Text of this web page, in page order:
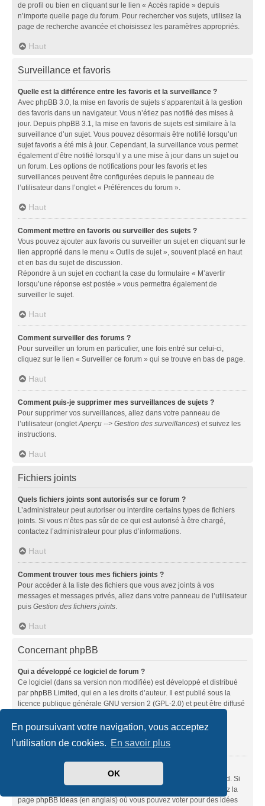
En poursuivant votre navigation, vous acceptez
l’utilisation de cookies. En savoir plus
OK
de profil ou bien en cliquant sur le lien « Accès rapide » depuis
n’importe quelle page du forum. Pour rechercher vos sujets, utilisez la
page de recherche avancée et choisissez les paramètres appropriés.
Haut
Surveillance et favoris
Quelle est la différence entre les favoris et la surveillance ?
Avec phpBB 3.0, la mise en favoris de sujets s’apparentait à la gestion
des favoris dans un navigateur. Vous n’étiez pas notifié des mises à
jour. Depuis phpBB 3.1, la mise en favoris de sujets est similaire à la
surveillance d’un sujet. Vous pouvez désormais être notifié lorsqu’un
sujet favoris a été mis à jour. Cependant, la surveillance vous permet
également d’être notifié lorsqu’il y a une mise à jour dans un sujet ou
un forum. Les options de notifications pour les favoris et les
surveillances peuvent être configurées depuis le panneau de
l’utilisateur dans l’onglet « Préférences du forum ».
Haut
Comment mettre en favoris ou surveiller des sujets ?
Vous pouvez ajouter aux favoris ou surveiller un sujet en cliquant sur le
lien approprié dans le menu « Outils de sujet », souvent placé en haut
et en bas du sujet de discussion.
Répondre à un sujet en cochant la case du formulaire « M’avertir
lorsqu’une réponse est postée » vous permettra également de
surveiller le sujet.
Haut
Comment surveiller des forums ?
Pour surveiller un forum en particulier, une fois entré sur celui-ci,
cliquez sur le lien « Surveiller ce forum » qui se trouve en bas de page.
Haut
Comment puis-je supprimer mes surveillances de sujets ?
Pour supprimer vos surveillances, allez dans votre panneau de
l’utilisateur (ongletAperçu --> Gestion des surveillances) et suivez les
instructions.
Haut
Fichiers joints
Quels fichiers joints sont autorisés sur ce forum ?
L’administrateur peut autoriser ou interdire certains types de fichiers
joints. Si vous n’êtes pas sûr de ce qui est autorisé à être chargé,
contactez l’administrateur pour plus d’informations.
Haut
Comment trouver tous mes fichiers joints ?
Pour accéder à la liste des fichiers que vous avez joints à vos
messages et messages privés, allez dans votre panneau de l’utilisateur
puis Gestion des fichiers joints.
Haut
Concernant phpBB
Qui a développé ce logiciel de forum ?
Ce logiciel (dans sa version non modifiée) est développé et distribué
par phpBB Limited, qui en a les droits d’auteur. Il est publié sous la
licence publique générale GNU version 2 (GPL-2.0) et peut être diffusé
À propos de phpBB» (en anglais).
Haut
Ce logiciel a été développé et mis sous licence par phpBB Limited. Si
vous pensez qu’une fonctionnalité nécessite d’être ajoutée, visitez la
page phpBB Ideas (en anglais) où vous pouvez voter pour des idées